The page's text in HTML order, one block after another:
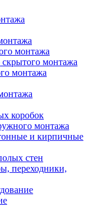
монтажа
монтажа
монтажа
коробок
монтажа
и кирпичные
стен
переходники,